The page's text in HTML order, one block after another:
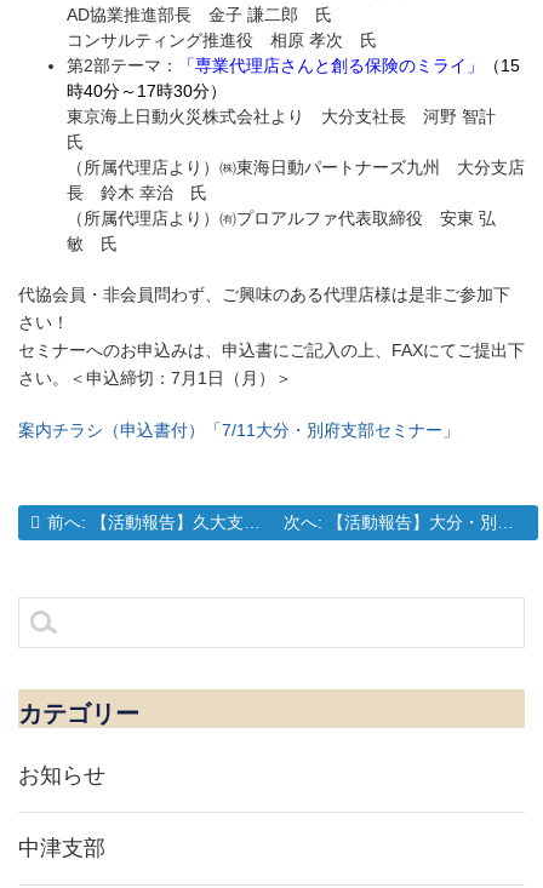
AD協業推進部長 金子 謙二郎 氏
コンサルティング推進役 相原 孝次 氏
第2部テーマ：
「専業代理店さんと創る保険のミライ」
（15
時40分～17時30分）
東京海上日動火災株式会社より 大分支社長 河野 智計
氏
（所属代理店より）㈱東海日動パートナーズ九州 大分支店
長 鈴木 幸治 氏
（所属代理店より）㈲プロアルファ代表取締役 安東 弘
敏 氏
代協会員・非会員問わず、ご興味のある代理店様は是非ご参加下
さい！
セミナーへのお申込みは、申込書にご記入の上、FAXにてご提出下
さい。＜申込締切：7月1日（月）＞
案内チラシ（申込書付）「7/11大分・別府支部セミナー」
ナ
ビ
シ
ョ
前へ: 過去の投稿:
【活動報告】久大支部総会開催のご報告 次へ: 次の投稿:
【活動報告】大分・別府支部 7月度セミナー開催のご報告
検
索:
カテゴリー
お知らせ
中津支部